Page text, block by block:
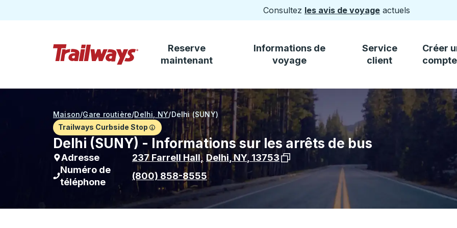
Consultez les avis de voyage actuels
Passez au contenu principal
Reserve
maintenant
Informations de
voyage
Service
client
Créer
compte
Maison/Gare routière/Delhi, NY/Delhi (SUNY)
Trailways Curbside Stop
Delhi (SUNY) - Informations sur les arrêts de bus
Adresse 237 Farrell Hall, Delhi ,NY, 13753 Voir l'emplacement de l'arrêt sur Google
Numéro de
téléphone
(800) 858-8555